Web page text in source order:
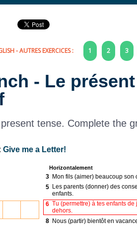
- AUTRES EXERCICES : 1 2 3
- Le
tense. Complete the
Give me a Letter!
Horizontalement
3 Mon fils (aimer) beaucoup son
5 Les parents (donner) des
enfants.
6 Tu (permettre) à tes enfants de
dehors.
8 Nous (partir) bientôt en